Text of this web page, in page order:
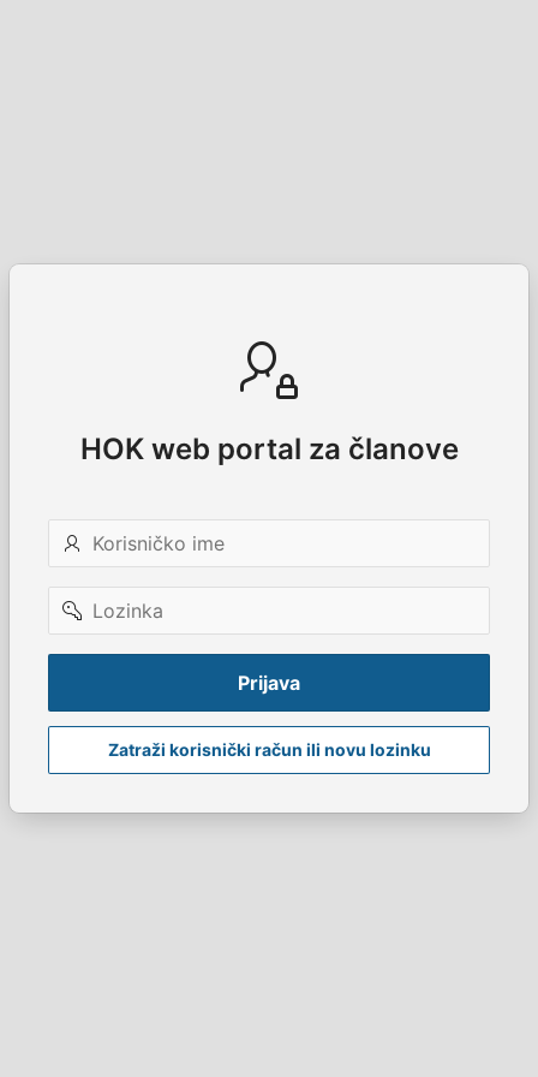
HOK web portal za članove
Korisničko
ime
Lozinka
Prijava
Zatraži korisnički račun ili novu lozinku